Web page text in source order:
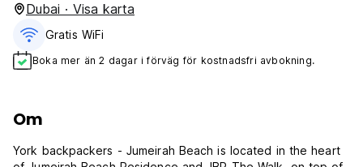
Dubai · Visa karta
Gratis WiFi
Boka mer än 2 dagar i förväg för kostnadsfri avbokning.
Om
York backpackers - Jumeirah Beach is located in the heart